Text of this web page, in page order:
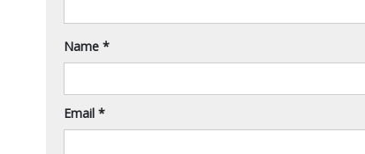
Name *
Email *